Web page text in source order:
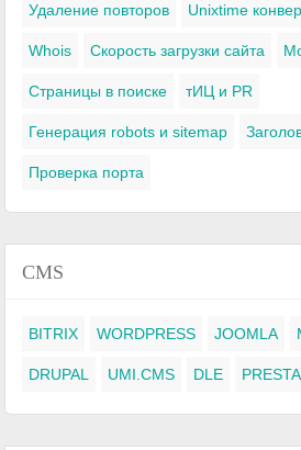
Удаление повторов Unixtime
Whois Скорость загрузки сайта
Страницы в поиске тИЦ и PR
Генерация robots и sitemap
Проверка порта
CMS
BITRIX WORDPRESS JOOMLA
DRUPAL UMI.CMS DLE